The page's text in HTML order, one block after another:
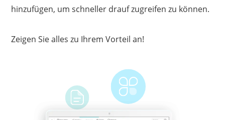
hinzufügen, um schneller drauf zugreifen zu können.
Zeigen Sie alles zu Ihrem Vorteil an!